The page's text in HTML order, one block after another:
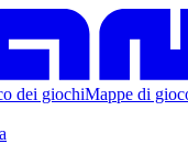
dei giochiMappe di